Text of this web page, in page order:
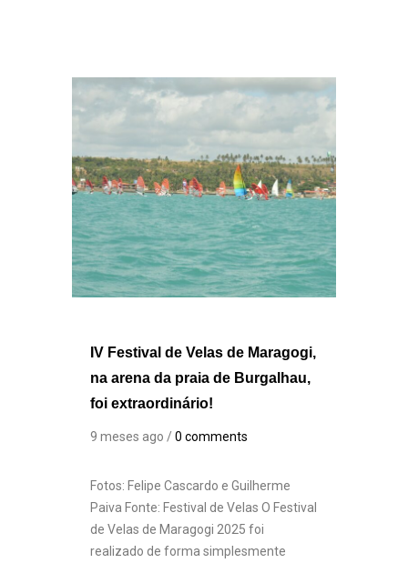
IV Festival de Velas de Maragogi,
na arena da praia de Burgalhau,
foi extraordinário!
9 meses ago /0 comments
Fotos: Felipe Cascardo e Guilherme
Paiva Fonte: Festival de Velas O Festival
de Velas de Maragogi 2025 foi
realizado de forma simplesmente